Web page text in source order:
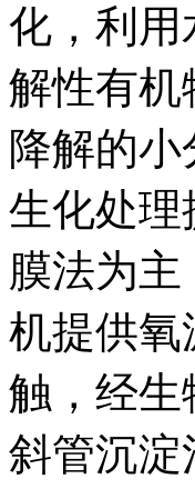
化，利用
解性有机
降解的
生化处理
膜法为
机提供氧
触，经生
斜管沉淀